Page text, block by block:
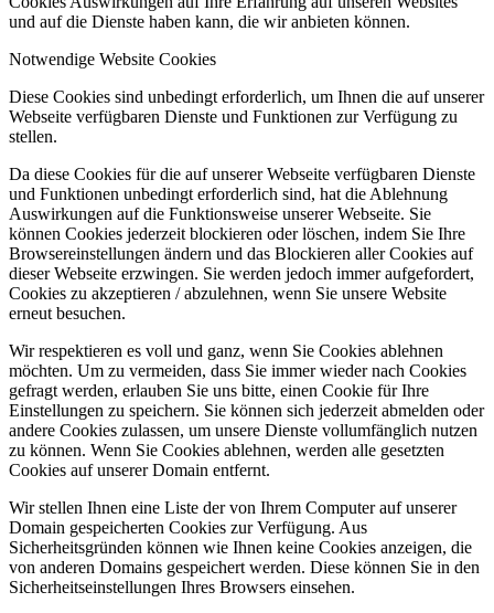
und auf die Dienste haben kann, die wir anbieten können.
Notwendige Website Cookies
Diese Cookies sind unbedingt erforderlich, um Ihnen die auf unserer
Webseite verfügbaren Dienste und Funktionen zur Verfügung zu
stellen.
Da diese Cookies für die auf unserer Webseite verfügbaren Dienste
und Funktionen unbedingt erforderlich sind, hat die Ablehnung
Auswirkungen auf die Funktionsweise unserer Webseite. Sie
können Cookies jederzeit blockieren oder löschen, indem Sie Ihre
Browsereinstellungen ändern und das Blockieren aller Cookies auf
dieser Webseite erzwingen. Sie werden jedoch immer aufgefordert,
Cookies zu akzeptieren / abzulehnen, wenn Sie unsere Website
erneut besuchen.
Wir respektieren es voll und ganz, wenn Sie Cookies ablehnen
möchten. Um zu vermeiden, dass Sie immer wieder nach Cookies
gefragt werden, erlauben Sie uns bitte, einen Cookie für Ihre
Einstellungen zu speichern. Sie können sich jederzeit abmelden oder
andere Cookies zulassen, um unsere Dienste vollumfänglich nutzen
zu können. Wenn Sie Cookies ablehnen, werden alle gesetzten
Cookies auf unserer Domain entfernt.
Wir stellen Ihnen eine Liste der von Ihrem Computer auf unserer
Domain gespeicherten Cookies zur Verfügung. Aus
Sicherheitsgründen können wie Ihnen keine Cookies anzeigen, die
von anderen Domains gespeichert werden. Diese können Sie in den
Sicherheitseinstellungen Ihres Browsers einsehen.